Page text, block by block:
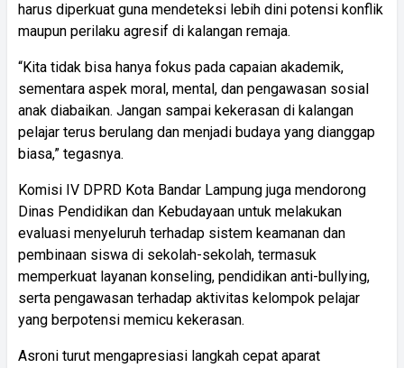
harus diperkuat guna mendeteksi lebih dini potensi konflik
maupun perilaku agresif di kalangan remaja.
“Kita tidak bisa hanya fokus pada capaian akademik,
sementara aspek moral, mental, dan pengawasan sosial
anak diabaikan. Jangan sampai kekerasan di kalangan
pelajar terus berulang dan menjadi budaya yang dianggap
biasa,” tegasnya.
Komisi IV DPRD Kota Bandar Lampung juga mendorong
Dinas Pendidikan dan Kebudayaan untuk melakukan
evaluasi menyeluruh terhadap sistem keamanan dan
pembinaan siswa di sekolah-sekolah, termasuk
memperkuat layanan konseling, pendidikan anti-bullying,
serta pengawasan terhadap aktivitas kelompok pelajar
yang berpotensi memicu kekerasan.
Asroni turut mengapresiasi langkah cepat aparat